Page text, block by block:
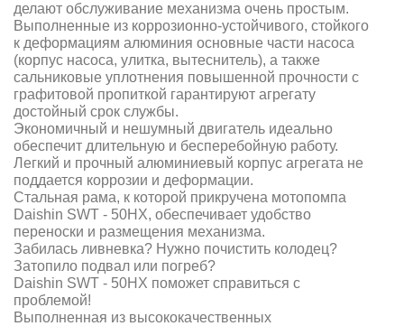
делают обслуживание механизма очень простым.
Выполненные из коррозионно-устойчивого, стойкого
к деформациям алюминия основные части насоса
(корпус насоса, улитка, вытеснитель), а также
сальниковые уплотнения повышенной прочности с
графитовой пропиткой гарантируют агрегату
достойный срок службы.
Экономичный и нешумный двигатель идеально
обеспечит длительную и бесперебойную работу.
Легкий и прочный алюминиевый корпус агрегата не
поддается коррозии и деформации.
Стальная рама, к которой прикручена мотопомпа
Daishin SWT - 50HX, обеспечивает удобство
переноски и размещения механизма.
Забилась ливневка? Нужно почистить колодец?
Затопило подвал или погреб?
Daishin SWT - 50HX поможет справиться с
проблемой!
Выполненная из высококачественных